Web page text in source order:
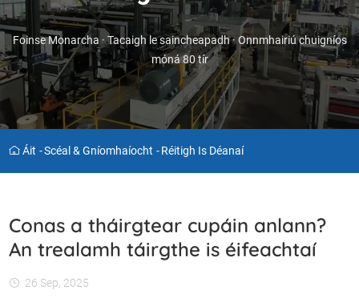
Foinse Monarcha · Tacaigh le saincheapadh · Onnmhairiú chuigníos
móná 80 tír
Áit -Scéal & Gníomhaíocht - Réitigh Is Déanaí
Conas a tháirgtear cupáin anlann?
An trealamh táirgthe is éifeachtaí
26 Sep, 2025